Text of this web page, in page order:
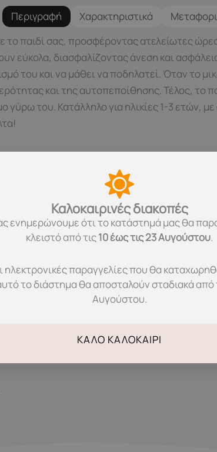
Περιγραφή Χαρακτηριστικά
παιδί σας, προσφέροντας ατελείωτες
διασφαλίζοντας άνεση και
του και να μάθει να ποδηλατεί. Όταν το
και της αυτοπεποίθησης. Τέλος, το
γύρω του. Κατάλληλο για ηλικίες 1-3 ετών,
να υποστηρίζουν.
αναγκών.
λειτουργίας.
Καλοκαιρινές διακοπές
ενημερώνουμε ότι το κατάστημά μας θα
κλειστό από τις10 έως τις 23 Αυγούστου.
ηλεκτρονικές παραγγελίες που θα
το διάστημα θα αποσταλούν σταδιακά από
Αυγούστου.
ΚΑΛΌ ΚΑΛΟΚΑΊΡΙ